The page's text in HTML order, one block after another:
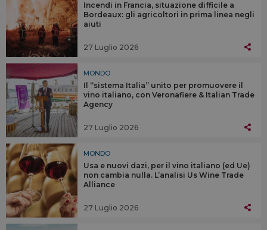
Incendi in Francia, situazione difficile a
Bordeaux: gli agricoltori in prima linea negli
aiuti
27 Luglio 2026
MONDO
Il “sistema Italia” unito per promuovere il
vino italiano, con Veronafiere & Italian Trade
Agency
27 Luglio 2026
MONDO
Usa e nuovi dazi, per il vino italiano (ed Ue)
non cambia nulla. L’analisi Us Wine Trade
Alliance
27 Luglio 2026